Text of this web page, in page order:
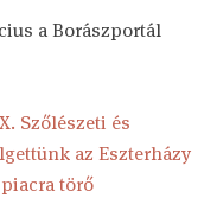
a Borászportál
Szőlészeti és
az Eszterházy
törő